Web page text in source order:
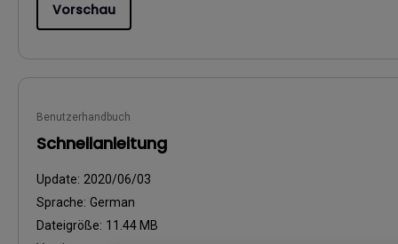
Vorschau
Benutzerhandbuch
Schnellanleitung
Update: 2020/06/03
Sprache: German
Dateigröße: 11.44 MB